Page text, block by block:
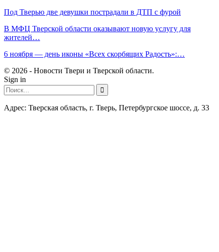
Под Тверью две девушки пострадали в ДТП с фурой
В МФЦ Тверской области оказывают новую услугу для
жителей…
6 ноября — день иконы «Всех скорбящих Радость»:…
© 2026 - Новости Твери и Тверской области.
Sign in
Адрес: Тверская область, г. Тверь, Петербургское шоссе, д. 33